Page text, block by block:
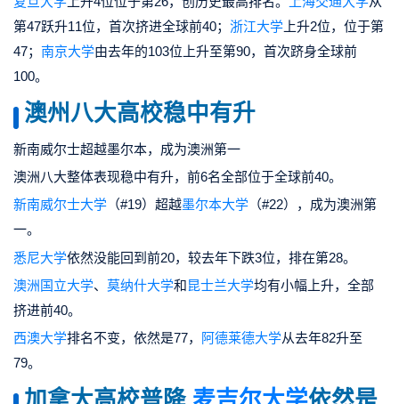
第47跃升11位，首次挤进全球前40； 浙江大学 上升2位，位于第
47； 南京大学由去年的103位上升至第90，首次跻身全球前
100。
澳州八大高校稳中有升
新南威尔士超越墨尔本，成为澳洲第一
澳洲八大整体表现稳中有升，前6名全部位于全球前40。
新南威尔士大学 （#19）超越墨尔本大学 （#22），成为澳洲第
一。
悉尼大学依然没能回到前20，较去年下跌3位，排在第28。
澳洲国立大学、 莫纳什大学和昆士兰大学均有小幅上升，全部
挤进前40。
西澳大学排名不变，依然是77， 阿德莱德大学从去年82升至
79。